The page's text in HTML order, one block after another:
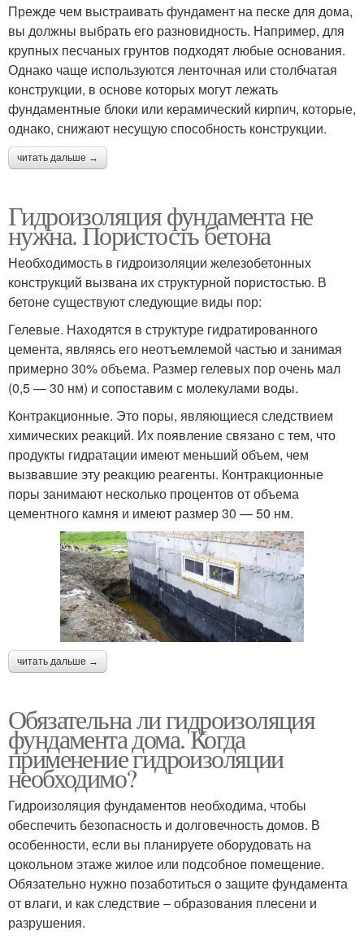
Прежде чем выстраивать фундамент на песке для дома,
вы должны выбрать его разновидность. Например, для
крупных песчаных грунтов подходят любые основания.
Однако чаще используются ленточная или столбчатая
конструкции, в основе которых могут лежать
фундаментные блоки или керамический кирпич, которые,
однако, снижают несущую способность конструкции.
читать дальше →
Гидроизоляция фундамента не
нужна. Пористость бетона
Необходимость в гидроизоляции железобетонных
конструкций вызвана их структурной пористостью. В
бетоне существуют следующие виды пор:
Гелевые. Находятся в структуре гидратированного
цемента, являясь его неотъемлемой частью и занимая
примерно 30% объема. Размер гелевых пор очень мал
(0,5 — 30 нм) и сопоставим с молекулами воды.
Контракционные. Это поры, являющиеся следствием
химических реакций. Их появление связано с тем, что
продукты гидратации имеют меньший объем, чем
вызвавшие эту реакцию реагенты. Контракционные
поры занимают несколько процентов от объема
цементного камня и имеют размер 30 — 50 нм.
читать дальше →
Обязательна ли гидроизоляция
фундамента дома. Когда
применение гидроизоляции
необходимо?
Гидроизоляция фундаментов необходима, чтобы
обеспечить безопасность и долговечность домов. В
особенности, если вы планируете оборудовать на
цокольном этаже жилое или подсобное помещение.
Обязательно нужно позаботиться о защите фундамента
от влаги, и как следствие – образования плесени и
разрушения.